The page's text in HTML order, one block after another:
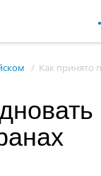
Как принято